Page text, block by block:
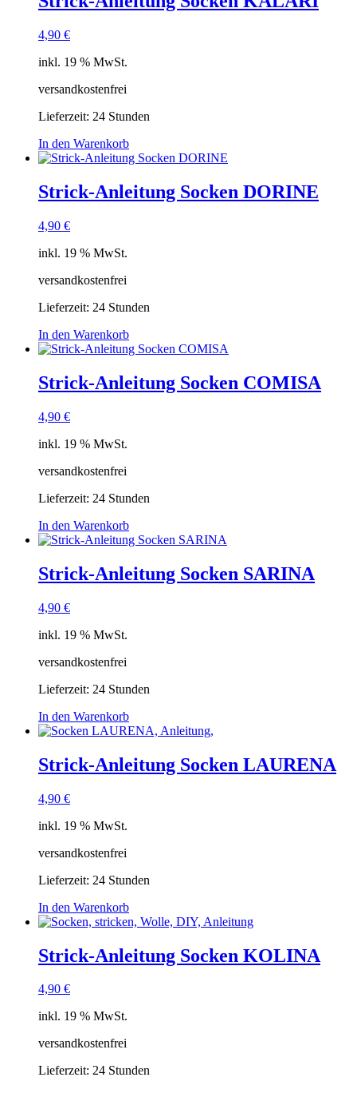
4,90 €
inkl. 19 % MwSt.
versandkostenfrei
Lieferzeit: 24 Stunden
In den Warenkorb
Strick-Anleitung Socken DORINE
4,90 €
inkl. 19 % MwSt.
versandkostenfrei
Lieferzeit: 24 Stunden
In den Warenkorb
Strick-Anleitung Socken COMISA
4,90 €
inkl. 19 % MwSt.
versandkostenfrei
Lieferzeit: 24 Stunden
In den Warenkorb
Strick-Anleitung Socken SARINA
4,90 €
inkl. 19 % MwSt.
versandkostenfrei
Lieferzeit: 24 Stunden
In den Warenkorb
Strick-Anleitung Socken LAURENA
4,90 €
inkl. 19 % MwSt.
versandkostenfrei
Lieferzeit: 24 Stunden
In den Warenkorb
Strick-Anleitung Socken KOLINA
4,90 €
inkl. 19 % MwSt.
versandkostenfrei
Lieferzeit: 24 Stunden